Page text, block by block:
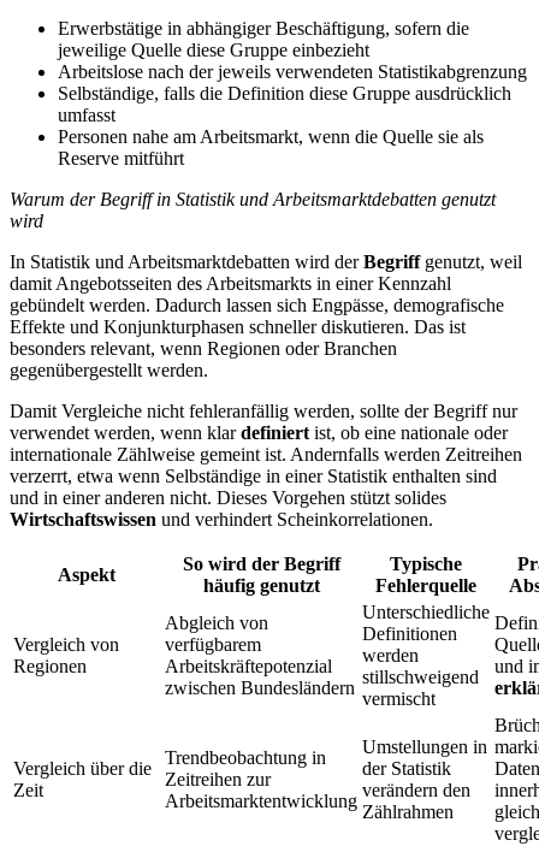
Erwerbstätige in abhängiger Beschäftigung, sofern die
jeweilige Quelle diese Gruppe einbezieht
Arbeitslose nach der jeweils verwendeten Statistikabgrenzung
Selbständige, falls die Definition diese Gruppe ausdrücklich
umfasst
Personen nahe am Arbeitsmarkt, wenn die Quelle sie als
Reserve mitführt
Warum der Begriff in Statistik und Arbeitsmarktdebatten genutzt
wird
In Statistik und Arbeitsmarktdebatten wird derBegriffgenutzt, weil
damit Angebotsseiten des Arbeitsmarkts in einer Kennzahl
gebündelt werden. Dadurch lassen sich Engpässe, demografische
Effekte und Konjunkturphasen schneller diskutieren. Das ist
besonders relevant, wenn Regionen oder Branchen
gegenübergestellt werden.
Damit Vergleiche nicht fehleranfällig werden, sollte der Begriff nur
verwendet werden, wenn klardefiniert ist, ob eine nationale oder
internationale Zählweise gemeint ist. Andernfalls werden Zeitreihen
verzerrt, etwa wenn Selbständige in einer Statistik enthalten sind
und in einer anderen nicht. Dieses Vorgehen stützt solides
Wirtschaftswissen und verhindert Scheinkorrelationen.
Aspekt
So wird der Begriff
häufig genutzt
Typische
Fehlerquelle
Vergleich von
Regionen
Abgleich von
verfügbarem
Arbeitskräftepotenzial
zwischen Bundesländern
Unterschiedliche
Definitionen
werden
stillschweigend
vermischt
und
Vergleich über die
Zeit
Trendbeobachtung in
Zeitreihen zur
Arbeitsmarktentwicklung
Umstellungen in
der Statistik
verändern den
Zählrahmen